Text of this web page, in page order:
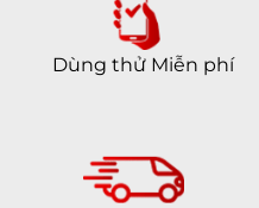
Dùng thử Miễn phí